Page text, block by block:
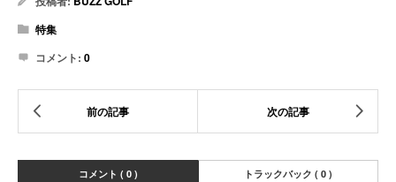
特集
コメント: 0
コメント ( 0 ) トラックバック ( 0 )